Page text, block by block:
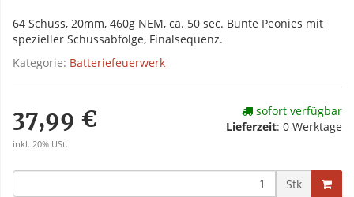
64 Schuss, 20mm, 460g NEM, ca. 50 sec. Bunte Peonies mit
spezieller Schussabfolge, Finalsequenz.
Kategorie: Batteriefeuerwerk
37,99 €
inkl. 20% USt.
sofort verfügbar
Lieferzeit: 0 Werktage
Stk